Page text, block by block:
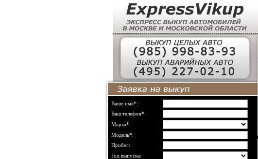
Ваше имя*:
Ваш телефон*:
Марка*:
Модель*:
Пробег:
Год выпуска: